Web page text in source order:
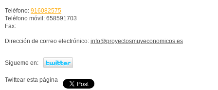
Teléfono: 916082575
Teléfono móvil: 658591703
Fax:
Dirección de correo electrónico: info@proyectosmuyeconomicos.es
Sígueme en:
Twittear esta página